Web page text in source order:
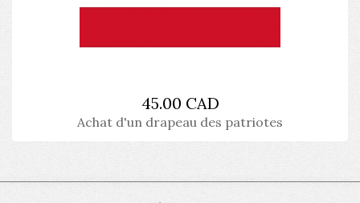
45.00 CAD
Achat d'un drapeau des patriotes